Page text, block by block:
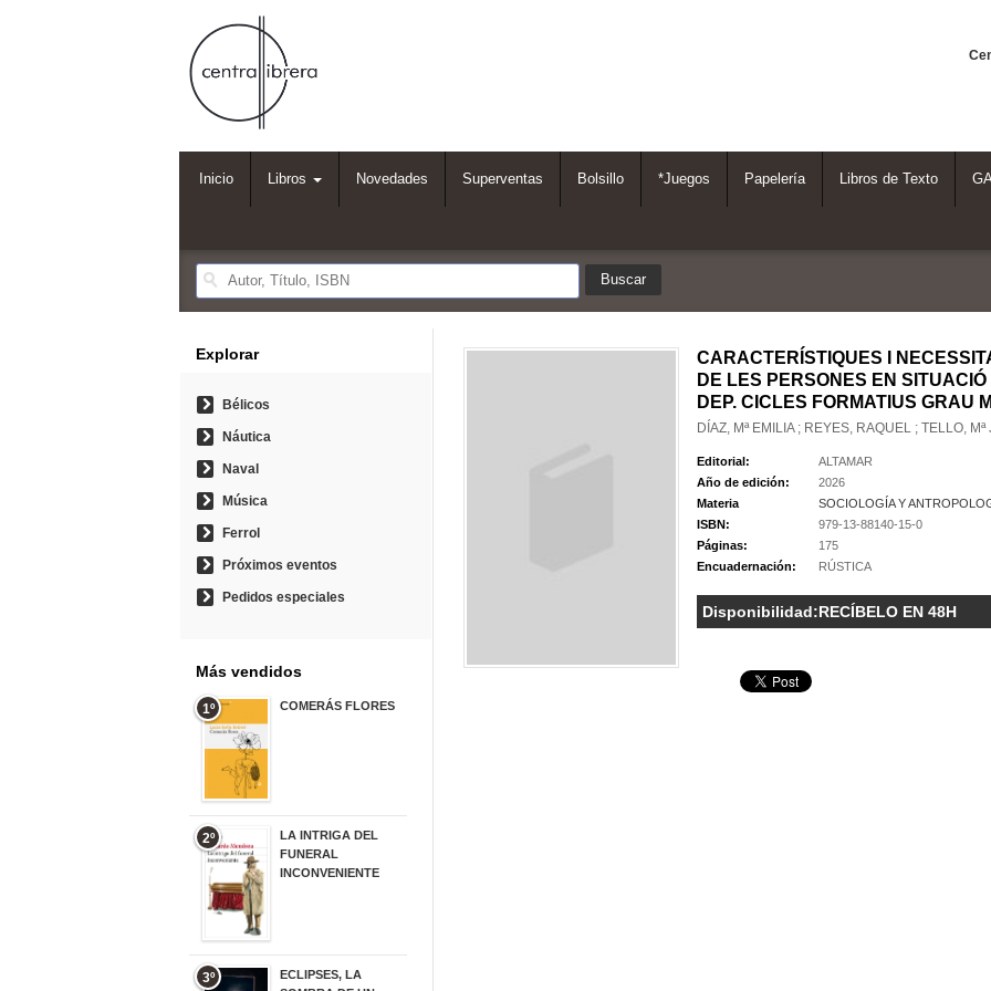
Inicio Libros Novedades Superventas Bolsillo *Juegos Papelería Libros de Texto
CARACTERÍSTIQUES I
DE LES PERSONES EN SITUACIÓ
DEP. CICLES FORMATIUS GRAU
DÍAZ, Mª EMILIA ; REYES, RAQUEL ; TELLO, Mª
Editorial:
ALTAMAR
Año de edición:
2026
Materia
SOCIOLOGÍA Y
ISBN:
979-13-88140-15-0
Páginas:
175
Encuadernación:
RÚSTICA
Disponibilidad:RECÍBELO EN 48H
Explorar
Bélicos
Náutica
Naval
Música
Ferrol
Próximos eventos
Pedidos especiales
Más vendidos
1º COMERÁS FLORES
2º
LA INTRIGA DEL
FUNERAL
INCONVENIENTE
3º
ECLIPSES, LA